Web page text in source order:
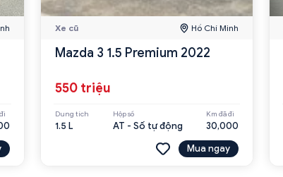
Xe cũ Hồ Chí Minh
Mazda 3 1.5 Premium 2022
550 triệu
Dung tích
1.5 L
Hộp số
AT - Số tự động
Km đã đi
30,000
Mua ngay